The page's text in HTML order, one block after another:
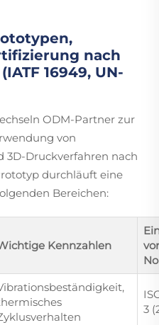
nach
16949, UN-
ODM-Partner zur
von
3D-Druckverfahren nach
durchläuft eine
Bereichen:
Kennzahlen
3